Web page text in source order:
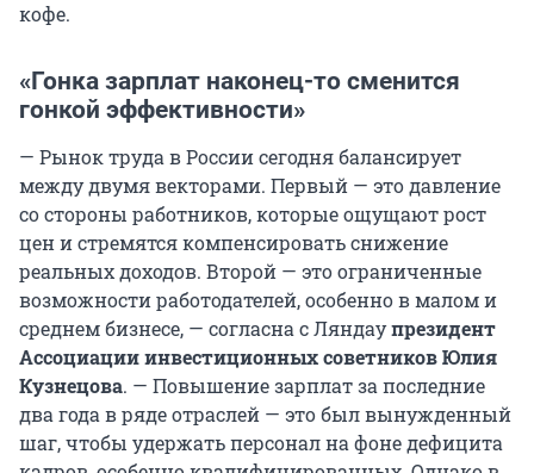
кофе.
«Гонка зарплат наконец-то сменится
гонкой эффективности»
— Рынок труда в России сегодня балансирует
между двумя векторами. Первый — это давление
со стороны работников, которые ощущают рост
цен и стремятся компенсировать снижение
реальных доходов. Второй — это ограниченные
возможности работодателей, особенно в малом и
среднем бизнесе, — согласна с Ляндаупрезидент
Ассоциации инвестиционных советников Юлия
Кузнецова. — Повышение зарплат за последние
два года в ряде отраслей — это был вынужденный
шаг, чтобы удержать персонал на фоне дефицита